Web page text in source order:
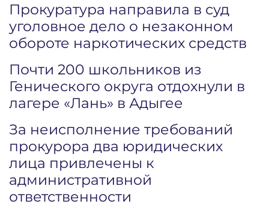
Прокуратура направила в суд
уголовное дело о незаконном
обороте наркотических средств
Почти 200 школьников из
Генического округа отдохнули в
лагере «Лань» в Адыгее
За неисполнение требований
прокурора два юридических
лица привлечены к
административной
ответственности